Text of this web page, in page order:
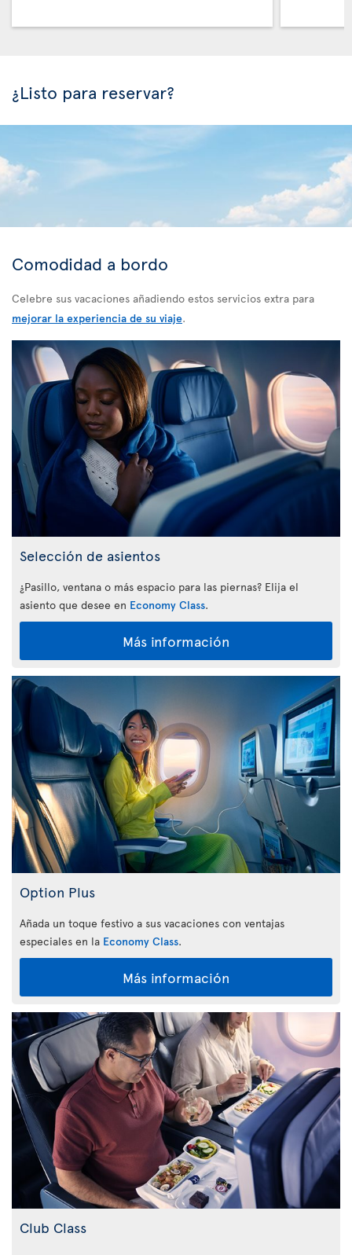
¿Listo para reservar?
Comodidad a bordo
Celebre sus vacaciones añadiendo estos servicios extra para
mejorar la experiencia de su viaje.
Selección de asientos
¿Pasillo, ventana o más espacio para las piernas? Elija el
asiento que desee en Economy Class.
Más información
Option Plus
Añada un toque festivo a sus vacaciones con ventajas
especiales en la Economy Class.
Más información
Club Class